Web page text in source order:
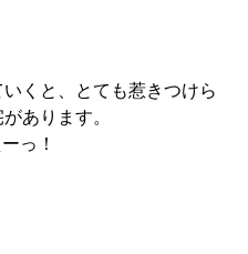
くと、とても惹きつけら
あります。
っ！